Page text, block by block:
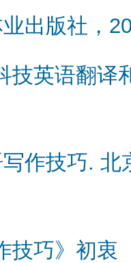
出版社，
技英语翻
作技巧. 北
技巧》初衷